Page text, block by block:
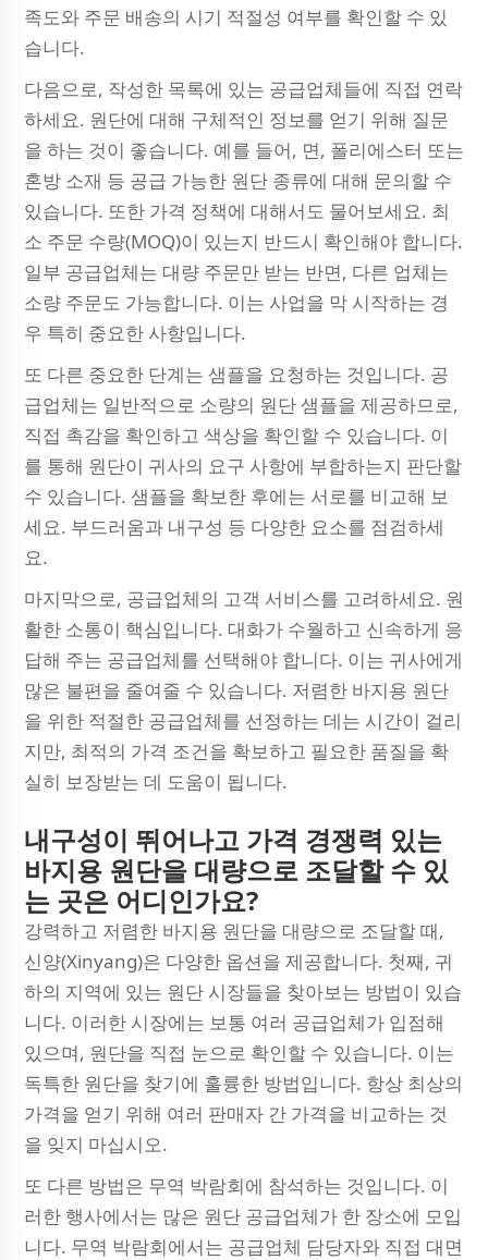
족도와 주문 배송의 시기 적절성 여부를 확인할 수 있
습니다.
다음으로, 작성한 목록에 있는 공급업체들에 직접 연락
하세요. 원단에 대해 구체적인 정보를 얻기 위해 질문
을 하는 것이 좋습니다. 예를 들어, 면, 폴리에스터 또는
혼방 소재 등 공급 가능한 원단 종류에 대해 문의할 수
있습니다. 또한 가격 정책에 대해서도 물어보세요. 최
소 주문 수량(MOQ)이 있는지 반드시 확인해야 합니다.
일부 공급업체는 대량 주문만 받는 반면, 다른 업체는
소량 주문도 가능합니다. 이는 사업을 막 시작하는 경
우 특히 중요한 사항입니다.
또 다른 중요한 단계는 샘플을 요청하는 것입니다. 공
급업체는 일반적으로 소량의 원단 샘플을 제공하므로,
직접 촉감을 확인하고 색상을 확인할 수 있습니다. 이
를 통해 원단이 귀사의 요구 사항에 부합하는지 판단할
수 있습니다. 샘플을 확보한 후에는 서로를 비교해 보
세요. 부드러움과 내구성 등 다양한 요소를 점검하세
요.
마지막으로, 공급업체의 고객 서비스를 고려하세요. 원
활한 소통이 핵심입니다. 대화가 수월하고 신속하게 응
답해 주는 공급업체를 선택해야 합니다. 이는 귀사에게
많은 불편을 줄여줄 수 있습니다. 저렴한 바지용 원단
을 위한 적절한 공급업체를 선정하는 데는 시간이 걸리
지만, 최적의 가격 조건을 확보하고 필요한 품질을 확
실히 보장받는 데 도움이 됩니다.
내구성이 뛰어나고 가격 경쟁력 있는
바지용 원단을 대량으로 조달할 수 있
는 곳은 어디인가요?
강력하고 저렴한 바지용 원단을 대량으로 조달할 때,
신양(Xinyang)은 다양한 옵션을 제공합니다. 첫째, 귀
하의 지역에 있는 원단 시장들을 찾아보는 방법이 있습
니다. 이러한 시장에는 보통 여러 공급업체가 입점해
있으며, 원단을 직접 눈으로 확인할 수 있습니다. 이는
독특한 원단을 찾기에 훌륭한 방법입니다. 항상 최상의
가격을 얻기 위해 여러 판매자 간 가격을 비교하는 것
을 잊지 마십시오.
또 다른 방법은 무역 박람회에 참석하는 것입니다. 이
러한 행사에서는 많은 원단 공급업체가 한 장소에 모입
니다. 무역 박람회에서는 공급업체 담당자와 직접 대면